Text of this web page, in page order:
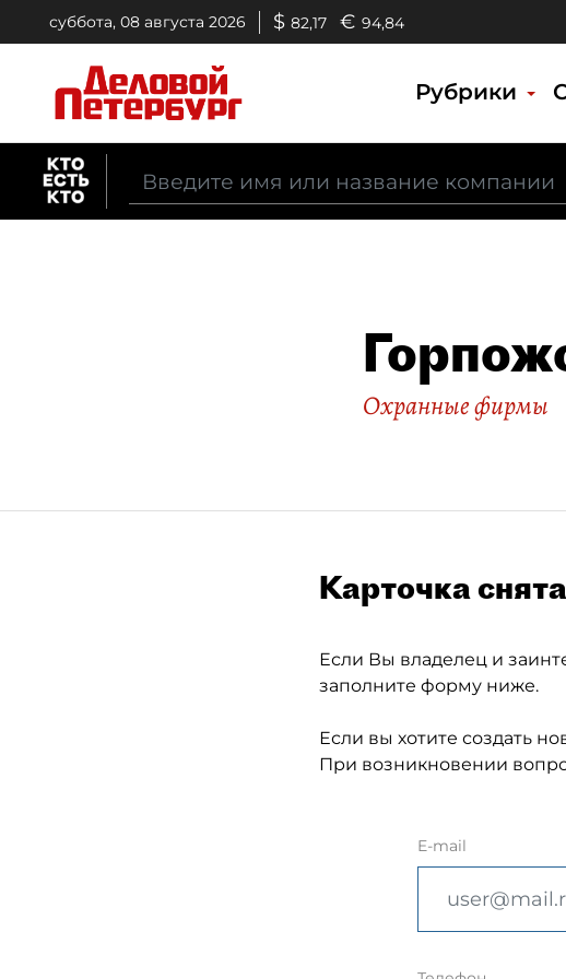
суббота, 08 августа 2026 $ 82,17 € 94,84
Рубрики
Охранные фирмы
Карточка
Если Вы владелец и
заполните форму ниже.
Если вы хотите создать
При возникновении
E-mail